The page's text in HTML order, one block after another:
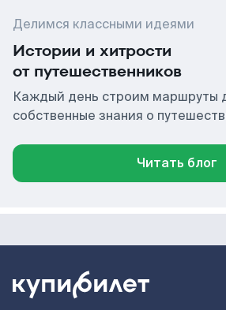
Делимся классными идеями
Истории и хитрости
от путешественников
Каждый день строим маршруты
собственные знания о
Читать блог